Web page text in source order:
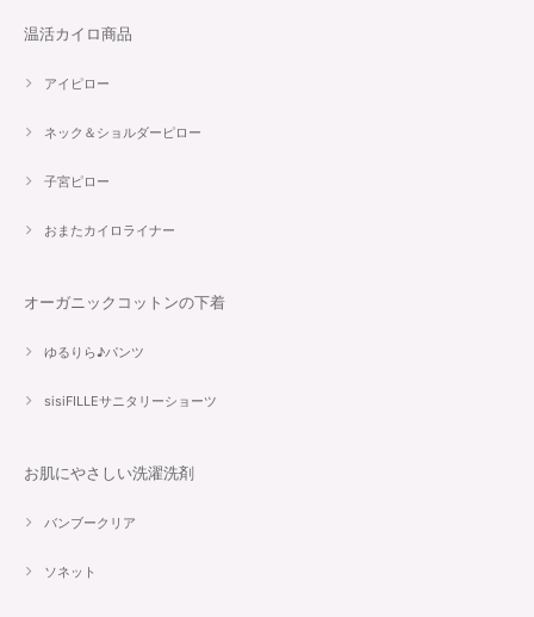
温活カイロ商品
アイピロー
ネック＆ショルダーピロー
子宮ピロー
おまたカイロライナー
オーガニックコットンの下着
ゆるりら♪パンツ
sisiFILLEサニタリーショーツ
お肌にやさしい洗濯洗剤
バンブークリア
ソネット